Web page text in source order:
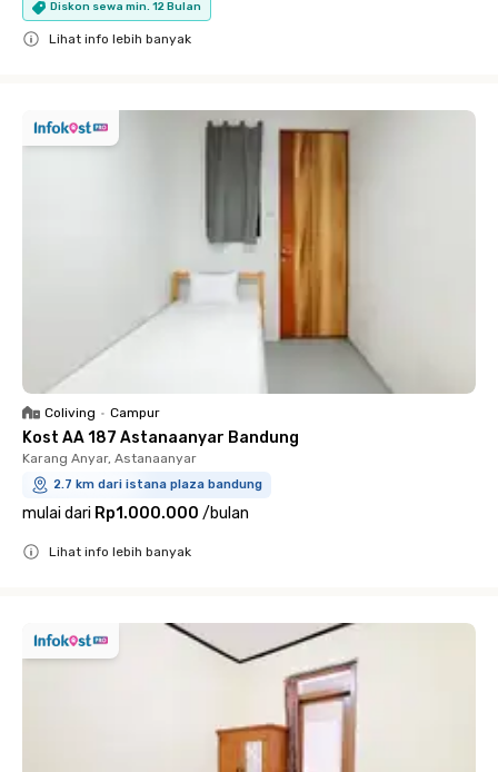
Diskon sewa min. 12 Bulan
Lihat info lebih banyak
Coliving • Campur
Kost AA 187 Astanaanyar Bandung
Karang Anyar, Astanaanyar
2.7 km dari istana plaza bandung
mulai dari Rp1.000.000 /bulan
Lihat info lebih banyak